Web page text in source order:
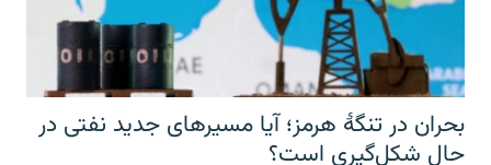
بحران در تنگهٔ هرمز؛ آیا مسیرهای جدید نفتی در
حال شکل‌گیری است؟